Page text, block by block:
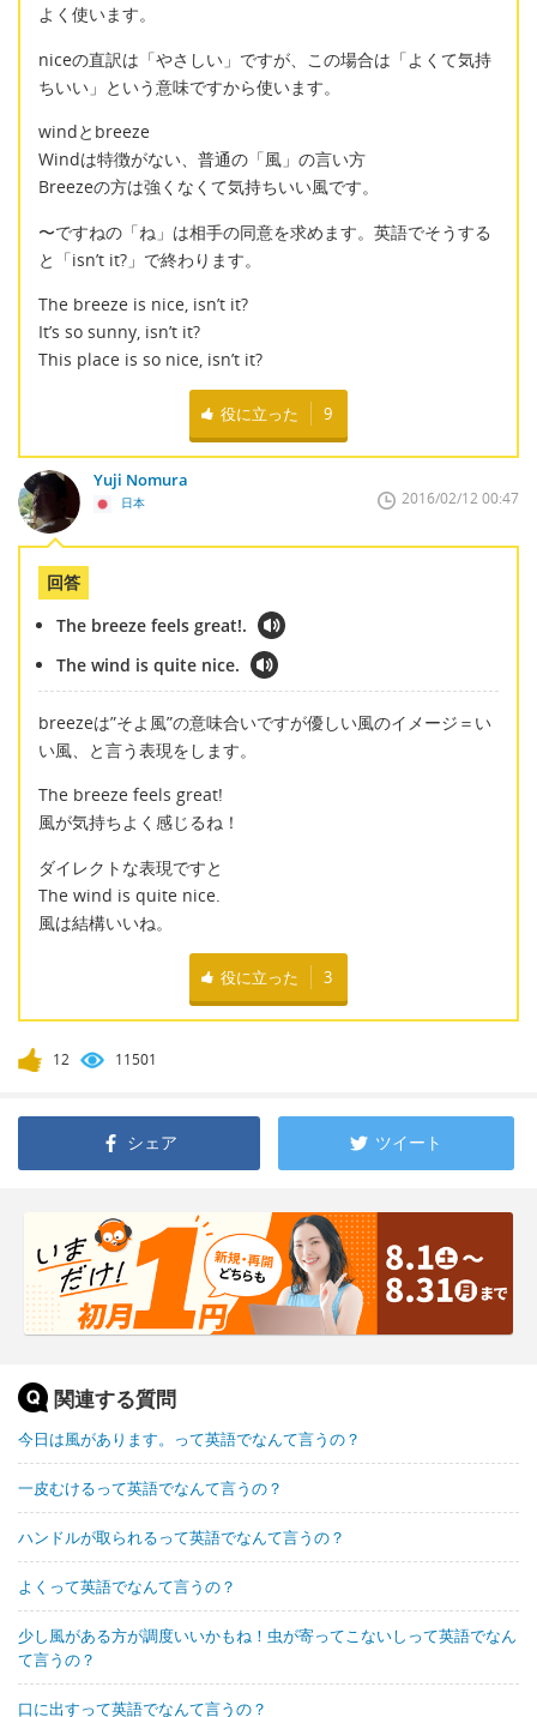
よく使います。
niceの直訳は「やさしい」ですが、この場合は「よくて気持
ちいい」という意味ですから使います。
windとbreeze
Windは特徴がない、普通の「風」の言い方
Breezeの方は強くなくて気持ちいい風です。
〜ですねの「ね」は相手の同意を求めます。英語でそうする
と「isn’t it?」で終わります。
The breeze is nice, isn’t it?
It’s so sunny, isn’t it?
This place is so nice, isn’t it?
役に立った 9
Yuji Nomura
日本 2016/02/12 00:47
回答
The breeze feels great!.
The wind is quite nice.
breezeは”そよ風”の意味合いですが優しい風のイメージ＝い
い風、と言う表現をします。
The breeze feels great!
風が気持ちよく感じるね！
ダイレクトな表現ですと
The wind is quite nice.
風は結構いいね。
役に立った 3
12 11501
シェア ツイート
関連する質問
今日は風があります。って英語でなんて言うの？
一皮むけるって英語でなんて言うの？
ハンドルが取られるって英語でなんて言うの？
よくって英語でなんて言うの？
少し風がある方が調度いいかもね！虫が寄ってこないしって英語でなん
て言うの？
口に出すって英語でなんて言うの？